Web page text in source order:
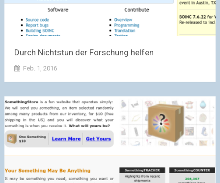
Durch Nichtstun der Forschung helfen
Feb. 1, 2016